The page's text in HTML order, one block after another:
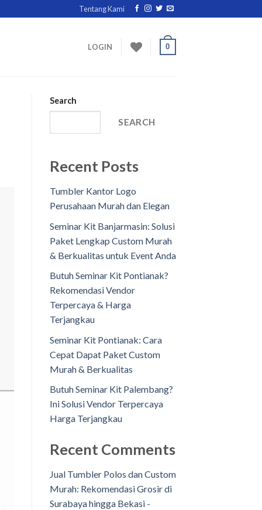
Tentang Kami
LOGIN 0
Search
SEARCH
Recent Posts
Tumbler Kantor Logo
Perusahaan Murah dan Elegan
Seminar Kit Banjarmasin: Solusi
Paket Lengkap Custom Murah
& Berkualitas untuk Event Anda
Butuh Seminar Kit Pontianak?
Rekomendasi Vendor
Terpercaya & Harga
Terjangkau
Seminar Kit Pontianak: Cara
Cepat Dapat Paket Custom
Murah & Berkualitas
Butuh Seminar Kit Palembang?
Ini Solusi Vendor Terpercaya
Harga Terjangkau
Recent Comments
Jual Tumbler Polos dan Custom
Murah: Rekomendasi Grosir di
Surabaya hingga Bekasi -